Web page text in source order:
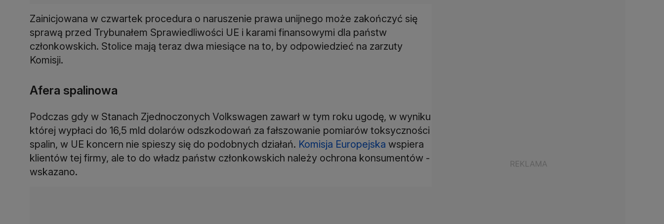
Zainicjowana w czwartek procedura o naruszenie prawa unijnego może zakończyć się
sprawą przed Trybunałem Sprawiedliwości UE i karami finansowymi dla państw
członkowskich. Stolice mają teraz dwa miesiące na to, by odpowiedzieć na zarzuty
Komisji.
Afera spalinowa
Podczas gdy w Stanach Zjednoczonych Volkswagen zawarł w tym roku ugodę, w wyniku
której wypłaci do 16,5 mld dolarów odszkodowań za fałszowanie pomiarów toksyczności
spalin, w UE koncern nie spieszy się do podobnych działań. Komisja Europejska wspiera
klientów tej firmy, ale to do władz państw członkowskich należy ochrona konsumentów -
wskazano.